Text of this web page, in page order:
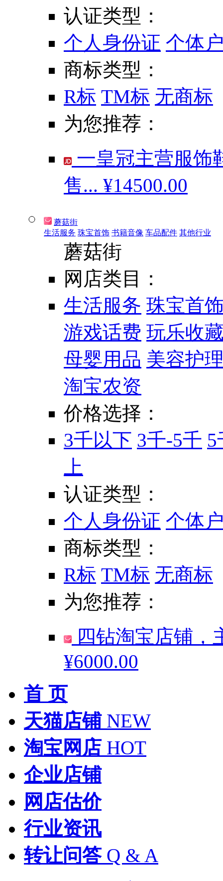
认证类型：
个人身份证 个体
商标类型：
R标 TM标 无商标
为您推荐：
一皇冠主营服饰
售... ¥14500.00
蘑菇街
生活服务 珠宝首饰 书籍音像 车品配件 其他行业
蘑菇街
网店类目：
生活服务 珠宝首
游戏话费 玩乐收
母婴用品 美容护
淘宝农资
价格选择：
3千以下 3千-5千 5
上
认证类型：
个人身份证 个体
商标类型：
R标 TM标 无商标
为您推荐：
四钻淘宝店铺，
¥6000.00
首 页
天猫店铺 NEW
淘宝网店 HOT
企业店铺
网店估价
行业资讯
转让问答 Q & A